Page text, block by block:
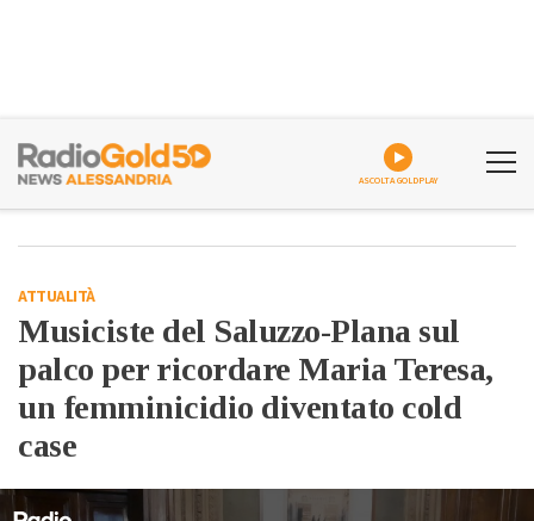
ASCOLTA GOLDPLAY
ATTUALITÀ
Musiciste del Saluzzo-Plana sul
palco per ricordare Maria Teresa,
un femminicidio diventato cold
case